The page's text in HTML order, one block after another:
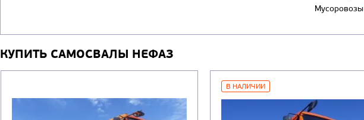
Мусоровозы
КУПИТЬ САМОСВАЛЫ НЕФАЗ
В НАЛИЧИИ